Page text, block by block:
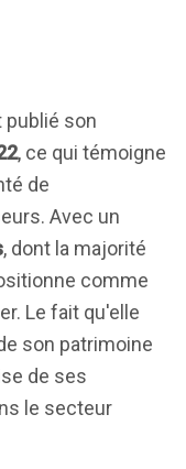
publié son
, ce qui témoigne
de
Avec un
, dont la majorité
comme
Le fait qu'elle
son patrimoine
de ses
le secteur